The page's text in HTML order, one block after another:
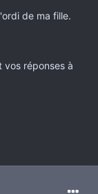
de ma fille.
vos réponses à